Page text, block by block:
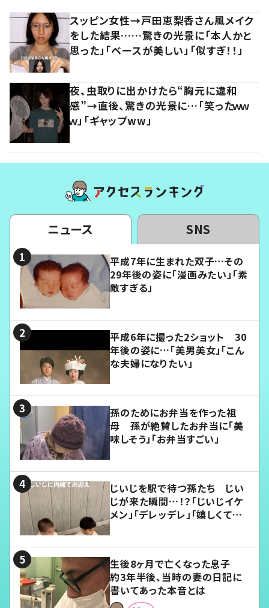
スッピン女性→戸田恵梨香さん風メイク
をした結果……驚きの光景に「本人かと
思った」「ベースが美しい」「似すぎ！！」
夜、虫取りに出かけたら“胸元に違和
感”→直後、驚きの光景に…「笑ったｗｗ
ｗ」「ギャップww」
ニュース SNS
平成7年に生まれた双子…その
29年後の姿に「漫画みたい」「素
敵すぎる」
平成6年に撮った2ショット 30
年後の姿に…「美男美女」「こん
な夫婦になりたい」
孫のためにお弁当を作った祖
母 孫が絶賛したお弁当に「美
味しそう」「お弁当すごい」
じいじを駅で待つ孫たち じい
じが来た瞬間…！？「じいじイケ
メン」「デレッデレ」「嬉しくて可
生後8ヶ月で亡くなった息子
約3年半後、当時の妻の日記に
書いてあった本音とは